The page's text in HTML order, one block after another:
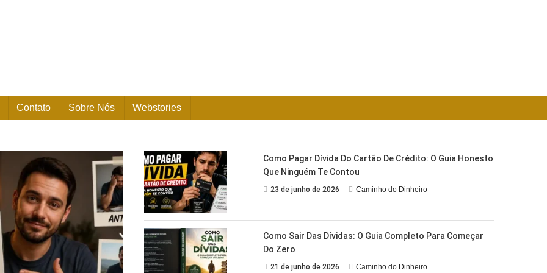
Contato Sobre Nós Webstories
Como Pagar Dívida Do Cartão De Crédito: O Guia Honesto
Que Ninguém Te Contou
23 de junho de 2026 Caminho do Dinheiro
Como Sair Das Dívidas: O Guia Completo Para Começar
Do Zero
21 de junho de 2026 Caminho do Dinheiro